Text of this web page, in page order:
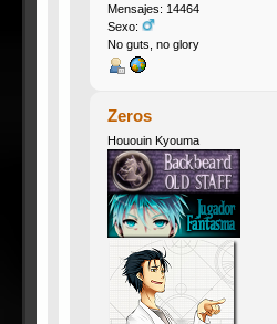
Mensajes: 14464
Sexo:
No guts, no glory
Zeros
Hououin Kyouma